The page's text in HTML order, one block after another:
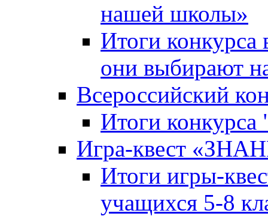
нашей школы»
Итоги конкурса
они выбирают
Всероссийский
Итоги
Игра-квест
Итоги игры-
учащихся 5-8